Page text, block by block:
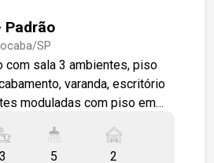
Padrão
SP
com sala 3 ambientes, piso
varanda, escritório
moduladas com piso em
copa cozinha modulada,
dependência de empregada
3 5 2